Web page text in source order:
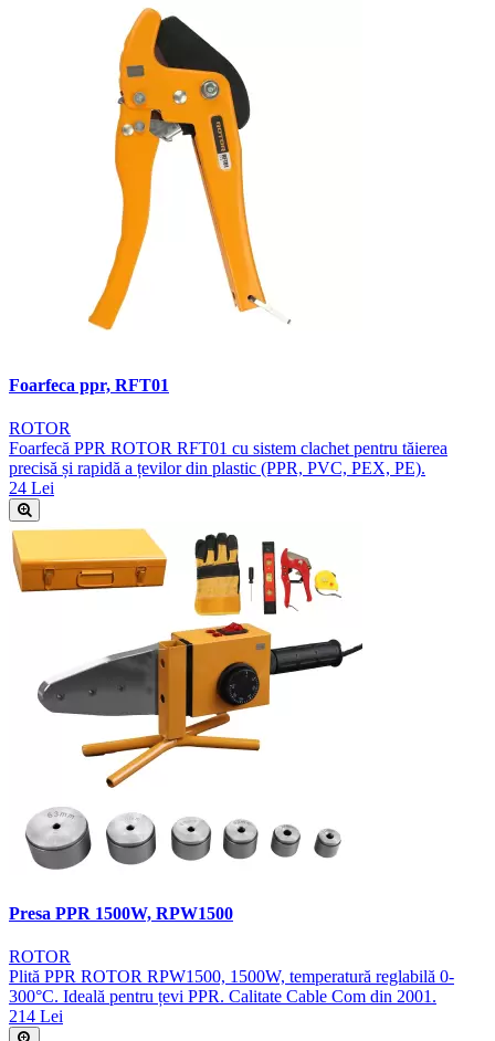
Foarfeca ppr, RFT01
ROTOR
Foarfecă PPR ROTOR RFT01 cu sistem clachet pentru tăierea
precisă și rapidă a țevilor din plastic (PPR, PVC, PEX, PE).
24 Lei
Presa PPR 1500W, RPW1500
ROTOR
Plită PPR ROTOR RPW1500, 1500W, temperatură reglabilă 0-
300°C. Ideală pentru țevi PPR. Calitate Cable Com din 2001.
214 Lei